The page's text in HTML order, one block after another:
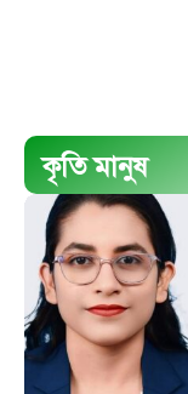
কৃতি মানুষ